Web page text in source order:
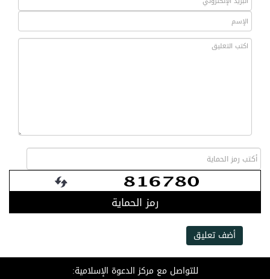
رمز الحماية
أضف تعليق
للتواصل مع مركز الدعوة الإسلامية: